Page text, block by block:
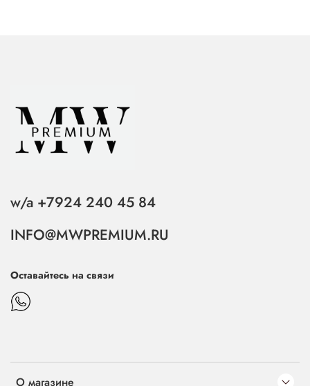
О магазине
w/a +7924 240 45 84
INFO@MWPREMIUM.RU
Оставайтесь на связи